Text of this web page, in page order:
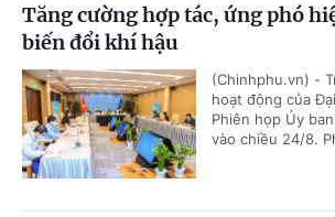
Tăng cường hợp tác, ứng phó
biến đổi khí hậu
(Chinhphu.vn) -
hoạt động của
Phiên họp Ủy
vào chiều 24/8.